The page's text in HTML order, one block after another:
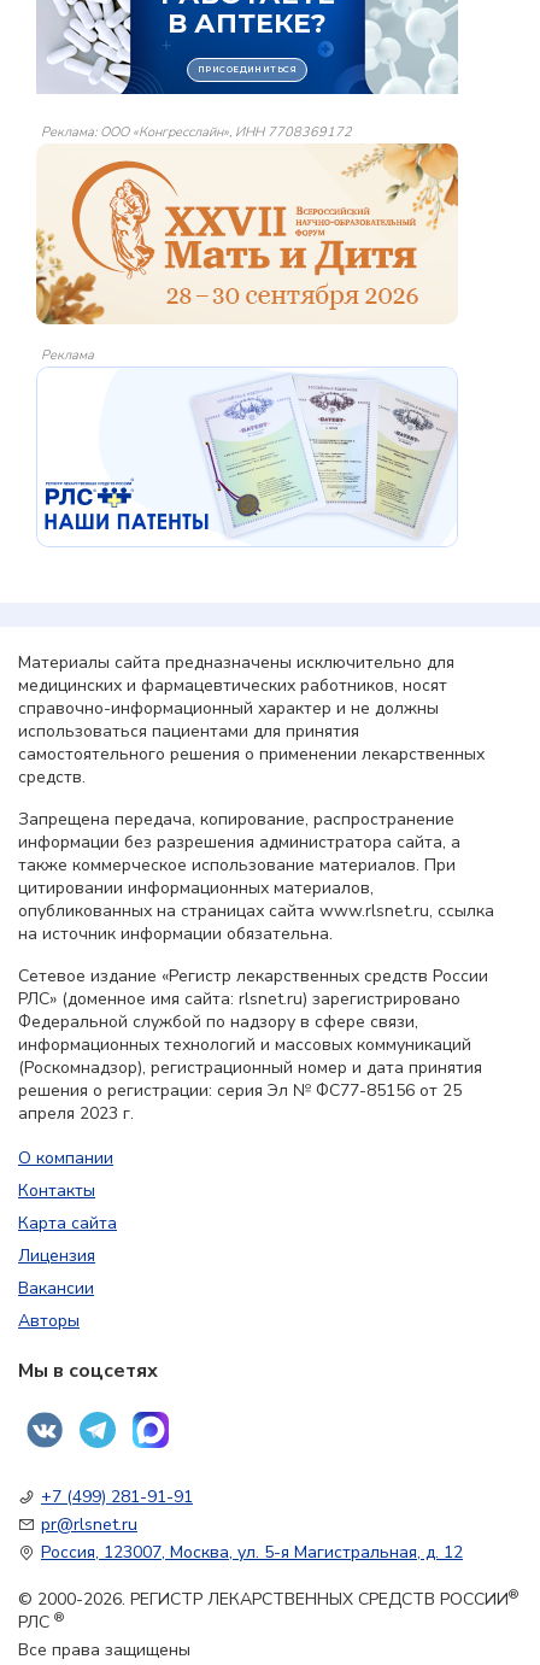
Реклама: ООО «Конгресслайн», ИНН 7708369172
Реклама
Материалы сайта предназначены исключительно для
медицинских и фармацевтических работников, носят
справочно-информационный характер и не должны
использоваться пациентами для принятия
самостоятельного решения о применении лекарственных
средств.
Запрещена передача, копирование, распространение
информации без разрешения администратора сайта, а
также коммерческое использование материалов. При
цитировании информационных материалов,
опубликованных на страницах сайта www.rlsnet.ru, ссылка
на источник информации обязательна.
Сетевое издание «Регистр лекарственных средств России
РЛС» (доменное имя сайта: rlsnet.ru) зарегистрировано
Федеральной службой по надзору в сфере связи,
информационных технологий и массовых коммуникаций
(Роскомнадзор), регистрационный номер и дата принятия
решения о регистрации: серия Эл № ФС77-85156 от 25
апреля 2023 г.
О компании
Контакты
Карта сайта
Лицензия
Вакансии
Авторы
Мы в соцсетях
+7 (499) 281-91-91
pr@rlsnet.ru
Россия, 123007, Москва, ул. 5-я Магистральная, д. 12
© 2000-2026. РЕГИСТР ЛЕКАРСТВЕННЫХ СРЕДСТВ РОССИИ®
РЛС ®
Все права защищены